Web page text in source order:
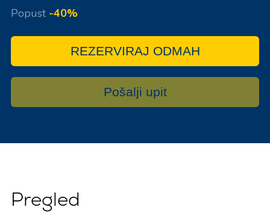
Popust -40%
REZERVIRAJ ODMAH
Pošalji upit
Pregled